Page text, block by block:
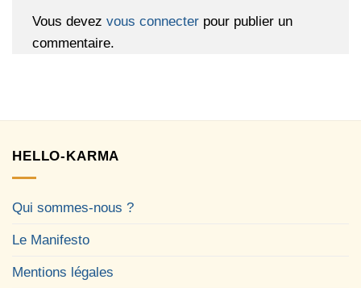
Vous devez vous connecter pour publier un
commentaire.
HELLO-KARMA
Qui sommes-nous ?
Le Manifesto
Mentions légales